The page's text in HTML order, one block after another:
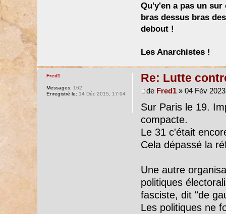
Qu'y'en a pas un
bras dessus bras
debout !
Les Anarchistes !
Re: Lutte
de Fred1» 04 Fév
Sur Paris le 19.
compacte.
Le 31 c'était
Cela dépassé la
Une autre
politiques
fasciste, dit "de
Les politiques ne
Fred1
Messages: 162
Enregistré le: 14 Déc 2015, 17:04